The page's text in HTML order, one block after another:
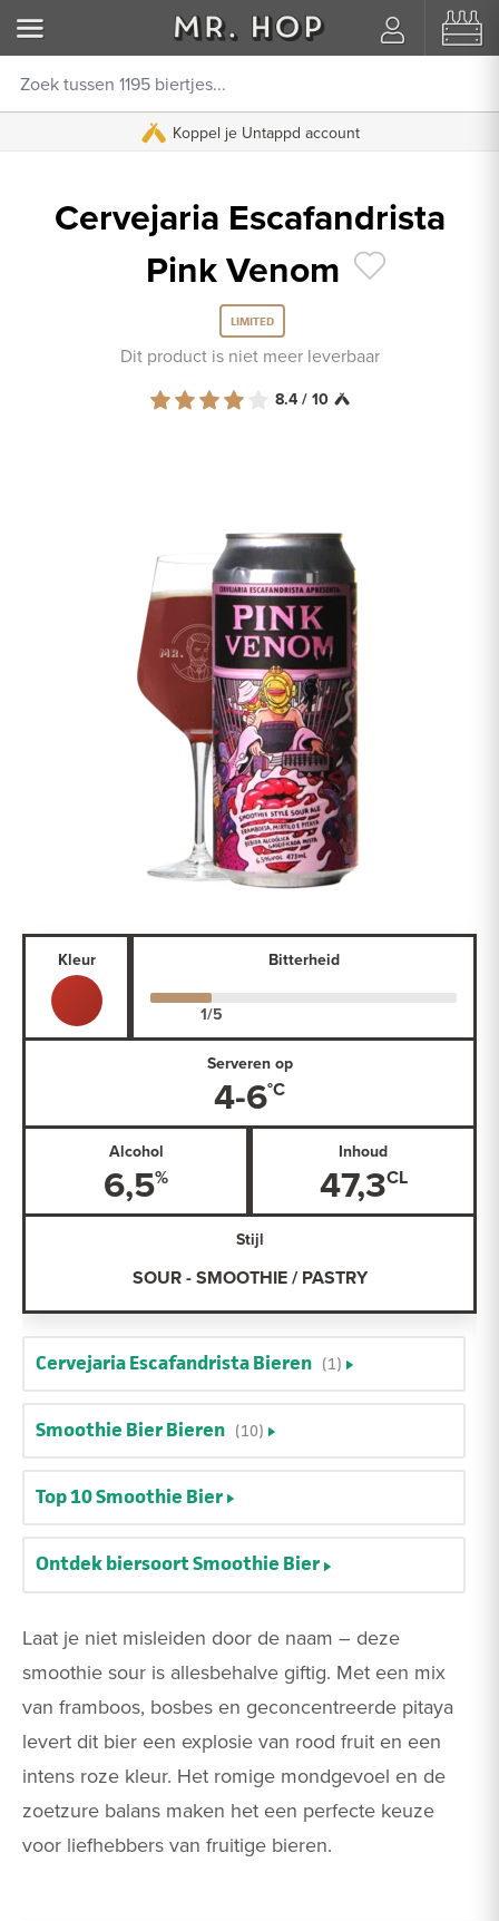
Koppel je Untappd account
Cervejaria Escafandrista
Pink Venom
LIMITED
Dit product is niet meer leverbaar
8.4 / 10
Laat je niet misleiden door de naam – deze
smoothie sour is allesbehalve giftig. Met een mix
van framboos, bosbes en geconcentreerde pitaya
levert dit bier een explosie van rood fruit en een
intens roze kleur. Het romige mondgevoel en de
zoetzure balans maken het een perfecte keuze
voor liefhebbers van fruitige bieren.
Kleur Bitterheid
Serveren op
4-6
Alcohol
6,5
Inhoud
47,3
Stijl
SOUR - SMOOTHIE / PASTRY
Cervejaria Escafandrista Bieren (1)
Smoothie Bier Bieren (10)
Top 10 Smoothie Bier
Ontdek biersoort Smoothie Bier